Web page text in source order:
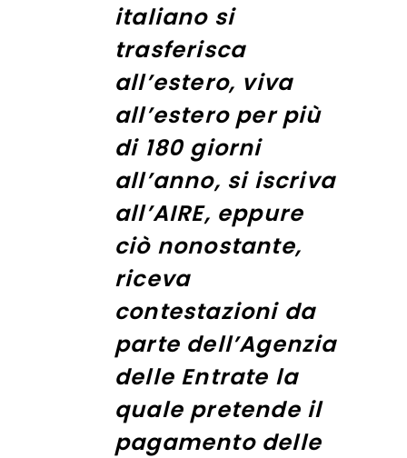
italiano si
trasferisca
all’estero, viva
all’estero per più
di 180 giorni
all’anno, si iscriva
all’AIRE, eppure
ciò nonostante,
riceva
contestazioni da
parte dell’Agenzia
delle Entrate la
quale pretende il
pagamento delle